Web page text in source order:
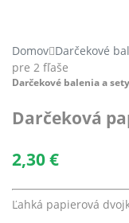
Domov Darčekové
pre 2 fľaše
Darčekové balenia a sety
Darčeková
2,30€
Ľahká papierová